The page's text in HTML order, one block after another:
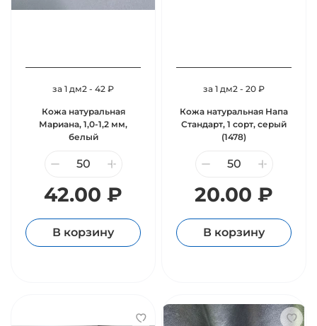
за 1 дм2 - 42 ₽
Кожа натуральная
Мариана, 1,0-1,2 мм,
белый
42.00 ₽
В корзину
за 1 дм2 - 20 ₽
Кожа натуральная Напа
Стандарт, 1 сорт, серый
(1478)
20.00 ₽
В корзину